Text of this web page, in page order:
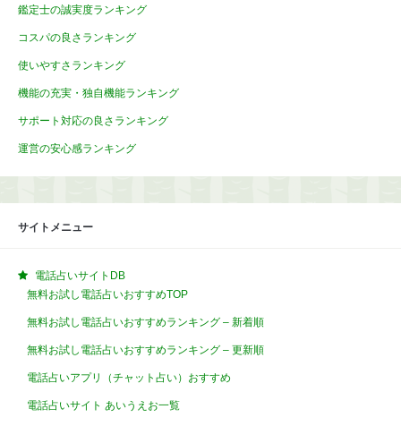
鑑定士の誠実度ランキング
コスパの良さランキング
使いやすさランキング
機能の充実・独自機能ランキング
サポート対応の良さランキング
運営の安心感ランキング
サイトメニュー
電話占いサイトDB
無料お試し電話占いおすすめTOP
無料お試し電話占いおすすめランキング – 新着順
無料お試し電話占いおすすめランキング – 更新順
電話占いアプリ（チャット占い）おすすめ
電話占いサイト あいうえお一覧